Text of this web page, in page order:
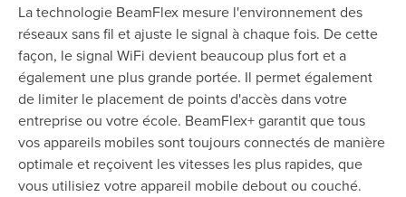
La technologie BeamFlex mesure l'environnement des
réseaux sans fil et ajuste le signal à chaque fois. De cette
façon, le signal WiFi devient beaucoup plus fort et a
également une plus grande portée. Il permet également
de limiter le placement de points d'accès dans votre
entreprise ou votre école. BeamFlex+ garantit que tous
vos appareils mobiles sont toujours connectés de manière
optimale et reçoivent les vitesses les plus rapides, que
vous utilisiez votre appareil mobile debout ou couché.